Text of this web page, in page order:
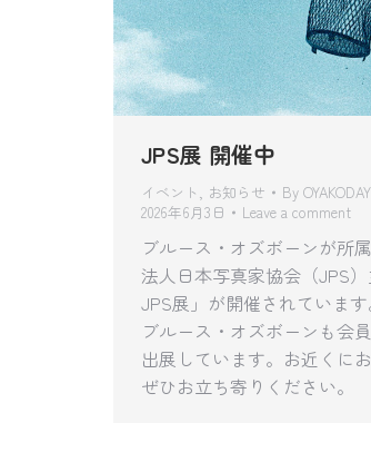
JPS展 開催中
イベント , お知らせ By
2026年6月3日
Leave a comment
ブルース・オズボーンが所
法人日本写真家協会（JPS
JPS展」が開催されています
ブルース・オズボーンも会
出展しています。お近くに
ぜひお立ち寄りください。